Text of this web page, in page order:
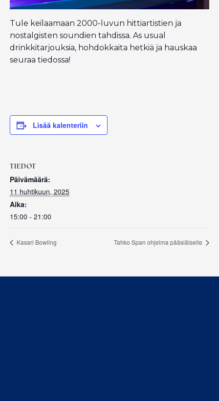
Tule keilaamaan 2000-luvun hittiartistien ja
nostalgisten soundien tahdissa. As usual
drinkkitarjouksia, hohdokkaita hetkiä ja hauskaa
seuraa tiedossa!
Lisää kalenteriin
TIEDOT
Päivämäärä:
11 huhtikuun, 2025
Aika:
15:00 - 21:00
Kasari Bowling Tahko Span ohjelma pääsiäiselle